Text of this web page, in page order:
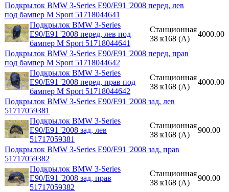
Подкрылок BMW 3-Series E90/E91 '2008 перед, лев
под бампер M Sport 51718044641
Подкрылок BMW 3-Series
E90/E91 '2008 перед, лев под
бампер M Sport 51718044641
Станционная
38 к168 (A)
4000.00
Подкрылок BMW 3-Series E90/E91 '2008 перед, прав
под бампер M Sport 51718044642
Подкрылок BMW 3-Series
E90/E91 '2008 перед, прав под
бампер M Sport 51718044642
Станционная
38 к168 (A)
4000.00
Подкрылок BMW 3-Series E90/E91 '2008 зад, лев
51717059381
Подкрылок BMW 3-Series
E90/E91 '2008 зад, лев
51717059381
Станционная
38 к168 (A)
900.00
Подкрылок BMW 3-Series E90/E91 '2008 зад, прав
51717059382
Подкрылок BMW 3-Series
E90/E91 '2008 зад, прав
51717059382
Станционная
38 к168 (A)
900.00